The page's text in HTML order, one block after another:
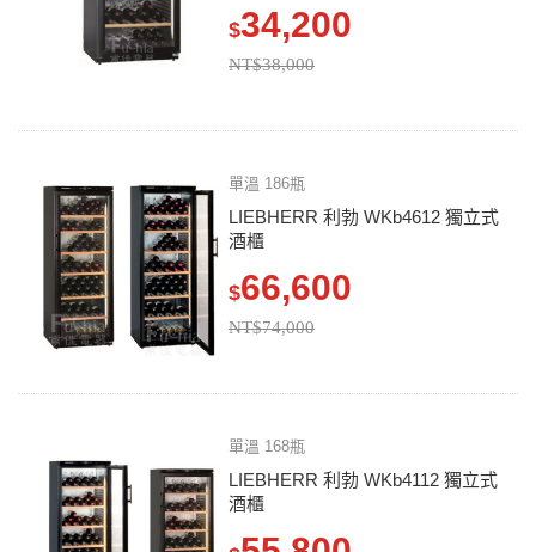
$34,200
NT$38,000
單溫 186瓶
LIEBHERR 利勃 WKb4612 獨立式
酒櫃
$66,600
NT$74,000
單溫 168瓶
LIEBHERR 利勃 WKb4112 獨立式
酒櫃